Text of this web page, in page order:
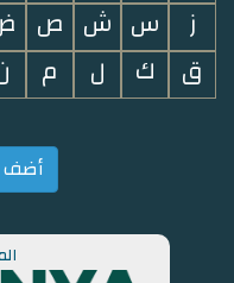
ز
س ش ص
ق
ك ل م
أضف